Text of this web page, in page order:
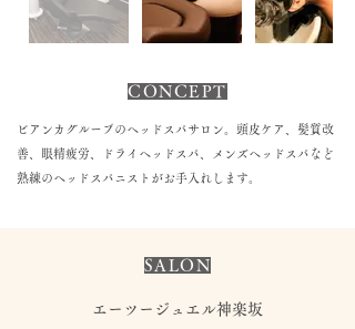
CONCEPT
ビアンカグループのヘッドスパサロン。頭皮ケア、髪質改
善、眼精疲労、ドライヘッドスパ、メンズヘッドスパなど
熟練のヘッドスパニストがお手入れします。
SALON
エーツージュエル神楽坂